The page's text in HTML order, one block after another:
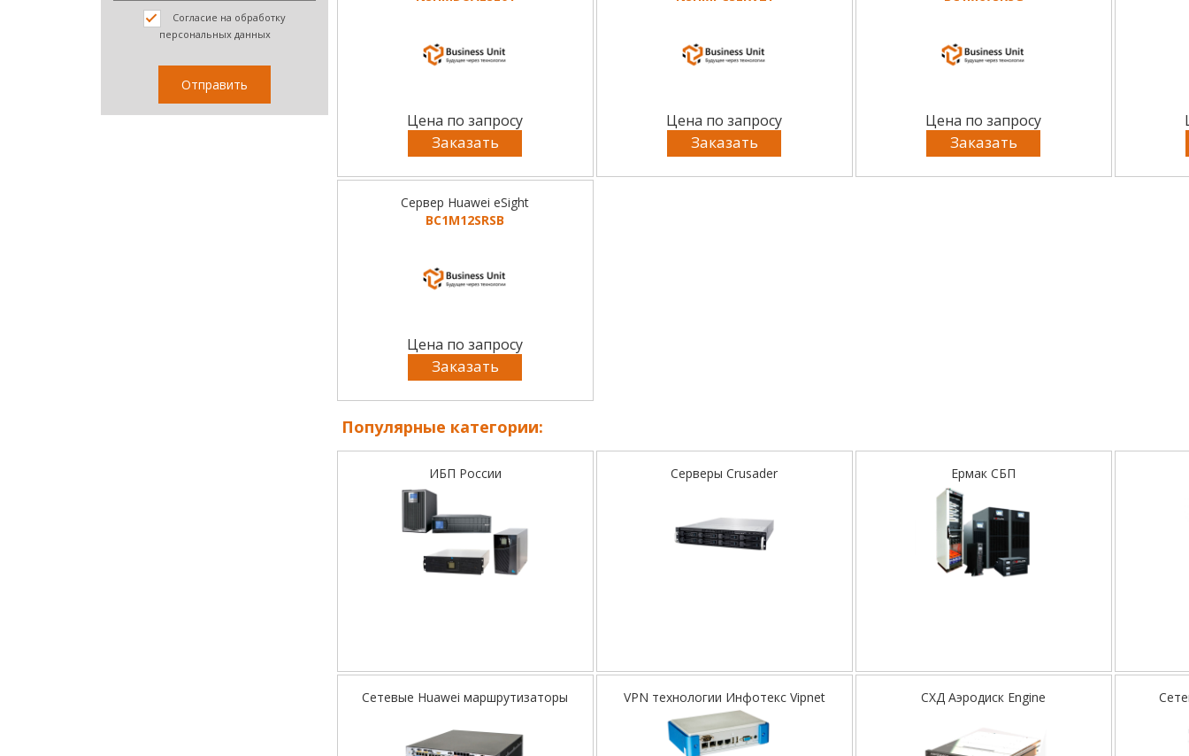
Согласие на обработку
персональных данных
Цена по запросу
Заказать
Цена по запросу
Заказать
Цена по запросу
Заказать
Сервер Huawei eSight
BC1M12SRSB
Цена по запросу
Заказать
Популярные категории:
ИБП России Серверы Crusader Ермак СБП
Сетевые Huawei маршрутизаторы VPN технологии Инфотекс Vipnet СХД Аэродиск Engine